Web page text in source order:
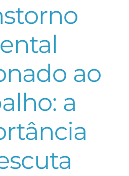
ao
a